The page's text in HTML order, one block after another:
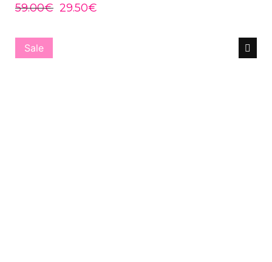
59.00€ 29.50€
Sale